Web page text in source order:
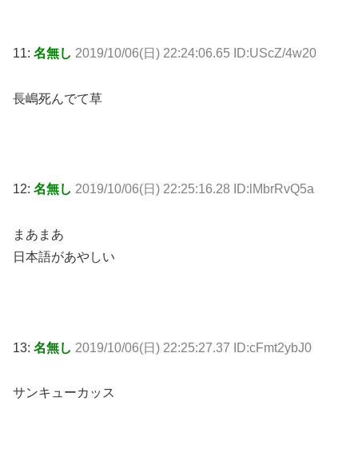
11: 名無し 2019/10/06(日) 22:24:06.65 ID:UScZ/4w20
長嶋死んでて草
12: 名無し 2019/10/06(日) 22:25:16.28 ID:lMbrRvQ5a
まあまあ
日本語があやしい
13: 名無し 2019/10/06(日) 22:25:27.37 ID:cFmt2ybJ0
サンキューカッス